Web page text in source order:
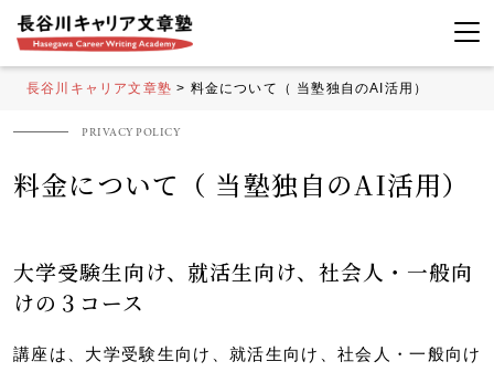
長谷川キャリア文章塾 > 料金について（ 当塾独自のAI活用）
料金について（ 当塾独自のAI活用）
大学受験生向け、就活生向け、社会人・一般向
けの３コース
講座は、大学受験生向け、就活生向け、社会人・一般向け